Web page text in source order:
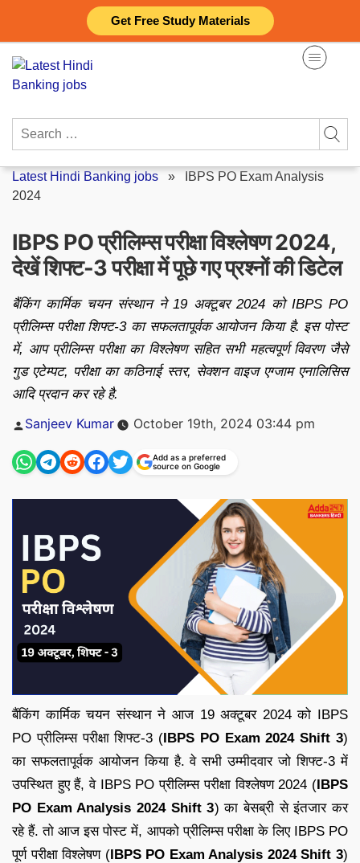
Get Free Study Materials
content
Search
Latest Hindi Banking jobs »
IBPS PO Exam Analysis
2024
IBPS PO प्रीलिम्स परीक्षा विश्लेषण 2024,
देखें शिफ्ट-3 परीक्षा में पूछे गए प्रश्नों की डिटेल
बैंकिंग कार्मिक चयन संस्थान ने 19 अक्टूबर 2024 को IBPS PO
प्रीलिम्स परीक्षा शिफ्ट-3 का सफलतापूर्वक आयोजन किया है. इस पोस्ट
में, आप प्रीलिम्स परीक्षा का विश्लेषण सहित सभी महत्वपूर्ण विवरण जैसे
गुड एटेम्पट, परीक्षा का कठिनाई स्तर, सेक्शन वाइज एग्जाम एनालिसिस
आदि प्रदान कर रहे है.
Posted
Sanjeev Kumar October 19th, 2024 03:44 pm
Add as a preferred
source on Google
बैंकिंग कार्मिक चयन संस्थान ने आज 19 अक्टूबर 2024 को IBPS
PO प्रीलिम्स परीक्षा शिफ्ट-3 (IBPS PO Exam 2024 Shift 3)
का सफलतापूर्वक आयोजन किया है. वे सभी उम्मीदवार जो शिफ्ट-3 में
उपस्थित हुए हैं, वे IBPS PO प्रीलिम्स परीक्षा विश्लेषण 2024 (IBPS
PO Exam Analysis 2024 Shift 3) का बेसब्री से इंतजार कर
रहे हैं. तो आज इस पोस्ट में, आपको प्रीलिम्स परीक्षा के लिए IBPS PO
पूर्ण परीक्षा विश्लेषण (IBPS PO Exam Analysis 2024 Shift 3)